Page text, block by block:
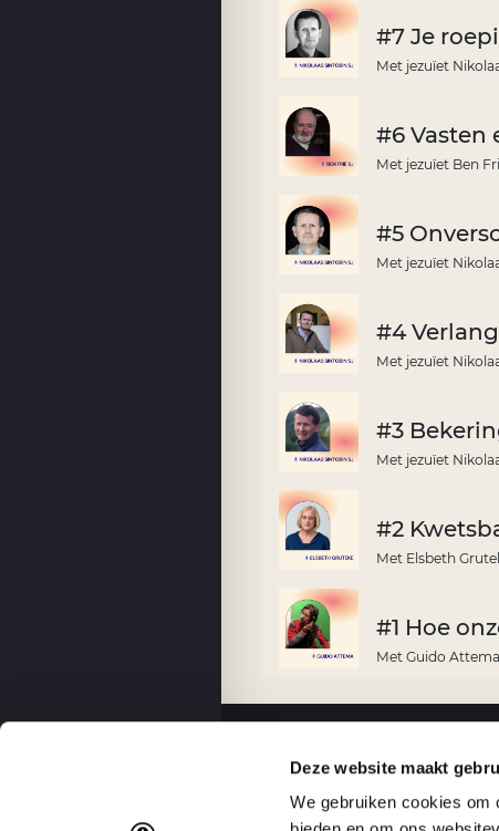
Deze website maakt
We gebruiken cookies om
#7 Je
Met jezuïet
#6 Vasten
Met jezuïet Ben
#5
Met jezuïet
#4
Met jezuïet
#3
Met jezuïet
#2
Met Elsbeth
#1 Hoe
Met Guido
MOBIELE APPLICATIES